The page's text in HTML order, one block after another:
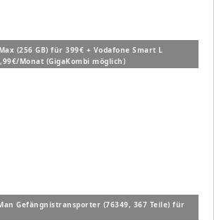
(256 GB) für 399€ + Vodafone Smart L
Monat (GigaKombi möglich)
Gefängnistransporter (76349, 367 Teile) für